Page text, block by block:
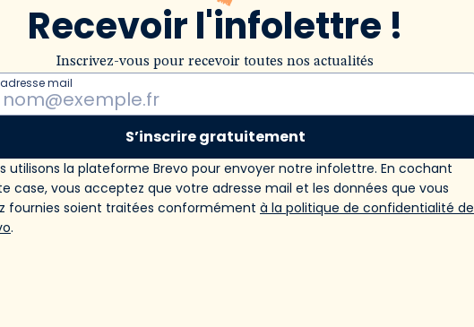
Recevoir l'infolettre !
Inscrivez-vous pour recevoir toutes nos actualités
mail
S’inscrire gratuitement
utilisons la plateforme Brevo pour envoyer notre infolettre. En cochant
case, vous acceptez que votre adresse mail et les données que vous
fournies soient traitées conformément à la politique de confidentialité de
.